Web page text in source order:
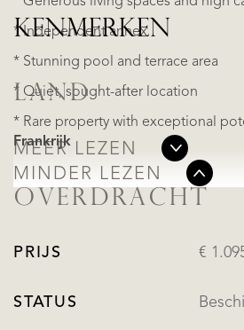
* Independent annex
* Stunning pool and terrace area
* Quiet, sought-after location
* Rare property with exceptional
MEER LEZEN
MINDER LEZEN
KENMERKEN
LAND
Frankrijk
OVERDRACHT
PRIJS €
STATUS